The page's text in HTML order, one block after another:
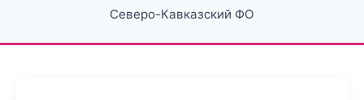
Северо-Кавказский ФО